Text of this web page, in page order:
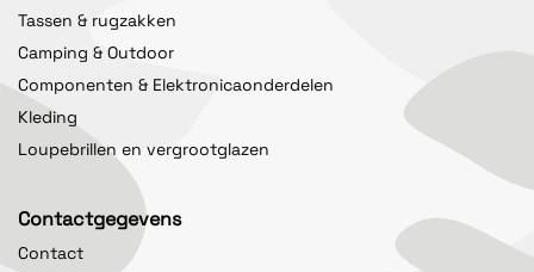
Tassen & rugzakken
Camping & Outdoor
Componenten & Elektronicaonderdelen
Kleding
Loupebrillen en vergrootglazen
Contactgegevens
Contact